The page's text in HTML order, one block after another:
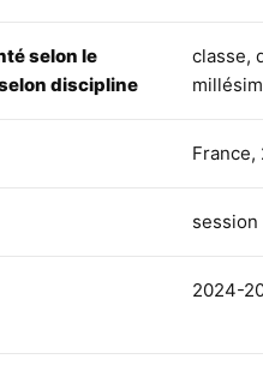
selon le
discipline
classe,
2024-